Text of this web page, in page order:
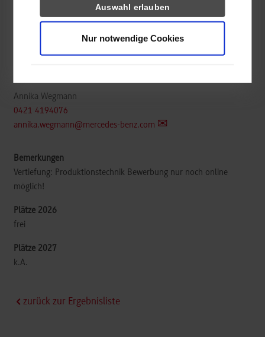
Auswahl erlauben
Nur notwendige Cookies
Mercedes-Benz AG Werk Bremen
PT/xDV Ausbildung & Training| 067
Annika Wegmann
0421 4194076
annika.wegmann@mercedes-benz.com
Vertiefung: Produktionstechnik Bewerbung nur noch online
möglich!
frei
k.A.
zurück zur Ergebnisliste